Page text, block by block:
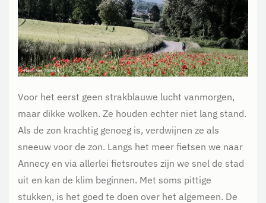
Voor het eerst geen strakblauwe lucht vanmorgen,
maar dikke wolken. Ze houden echter niet lang stand.
Als de zon krachtig genoeg is, verdwijnen ze als
sneeuw voor de zon. Langs het meer fietsen we naar
Annecy en via allerlei fietsroutes zijn we snel de stad
uit en kan de klim beginnen. Met soms pittige
stukken, is het goed te doen over het algemeen. De